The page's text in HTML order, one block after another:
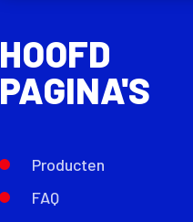
HOOFD
PAGINA'S
Producten
FAQ